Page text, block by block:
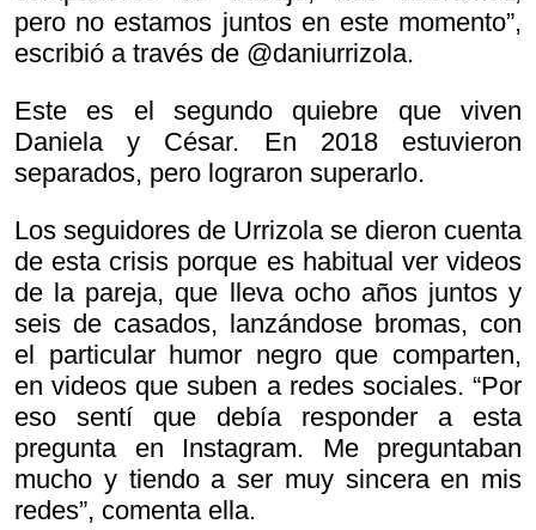
pero no estamos juntos en este momento”,
escribió a través de @daniurrizola.
Este es el segundo quiebre que viven
Daniela y César. En 2018 estuvieron
separados, pero lograron superarlo.
Los seguidores de Urrizola se dieron cuenta
de esta crisis porque es habitual ver videos
de la pareja, que lleva ocho años juntos y
seis de casados, lanzándose bromas, con
el particular humor negro que comparten,
en videos que suben a redes sociales. “Por
eso sentí que debía responder a esta
pregunta en Instagram. Me preguntaban
mucho y tiendo a ser muy sincera en mis
redes”, comenta ella.